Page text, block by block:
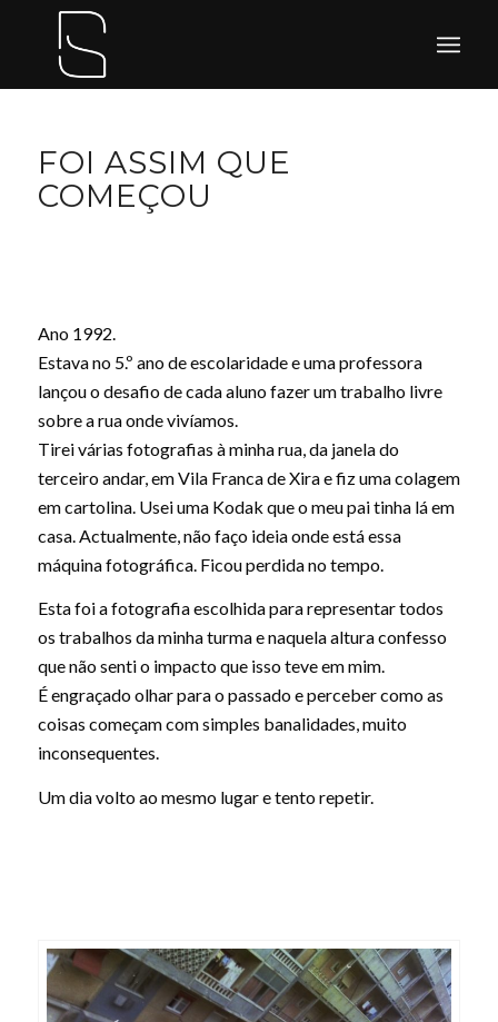
FOI ASSIM QUE
COMEÇOU
Ano 1992.
Estava no 5.º ano de escolaridade e uma professora
lançou o desafio de cada aluno fazer um trabalho livre
sobre a rua onde vivíamos.
Tirei várias fotografias à minha rua, da janela do
terceiro andar, em Vila Franca de Xira e fiz uma colagem
em cartolina. Usei uma Kodak que o meu pai tinha lá em
casa. Actualmente, não faço ideia onde está essa
máquina fotográfica. Ficou perdida no tempo.
Esta foi a fotografia escolhida para representar todos
os trabalhos da minha turma e naquela altura confesso
que não senti o impacto que isso teve em mim.
É engraçado olhar para o passado e perceber como as
coisas começam com simples banalidades, muito
inconsequentes.
Um dia volto ao mesmo lugar e tento repetir.